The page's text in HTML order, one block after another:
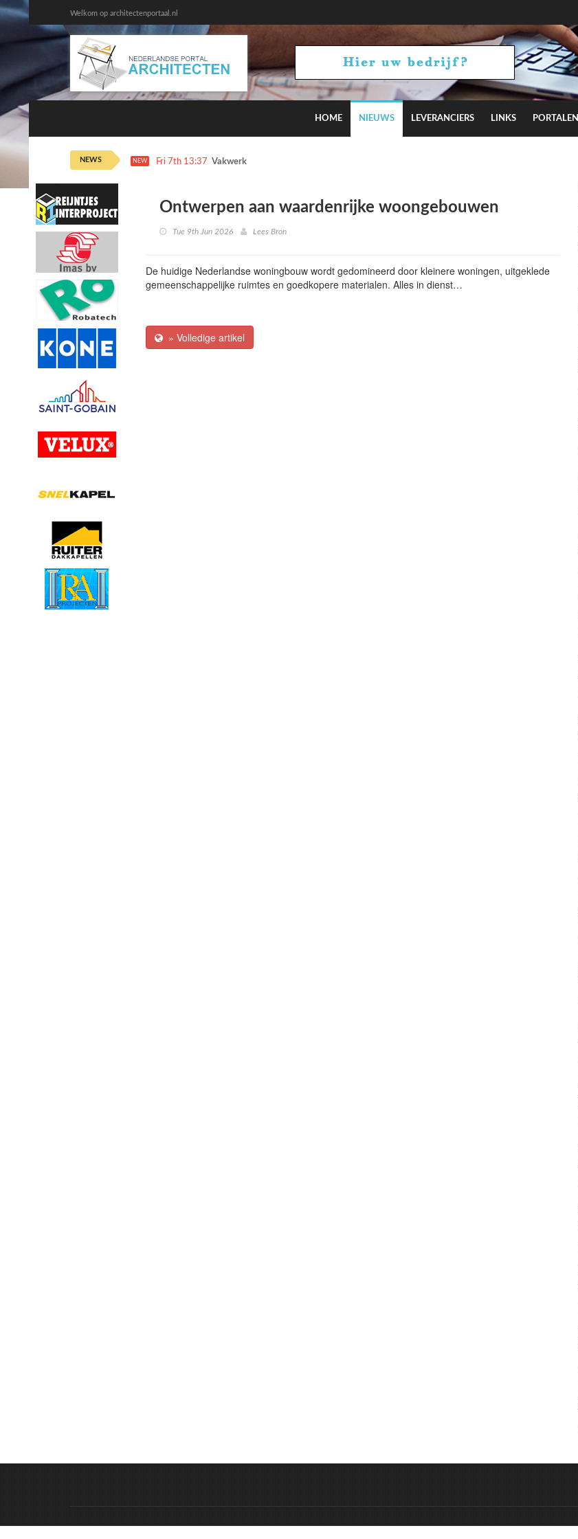
Welkom op architectenportaal.nl
HOME NIEUWS LEVERANCIERS LINKS PORTALEN
NEWS NEW Fri 7th 13:37 Vakwerk Architecten draagt met Camden Town bij aan Hyde Park
Ontwerpen aan waardenrijke woongebouwen
Tue 9th Jun 2026 Lees Bron
De huidige Nederlandse woningbouw wordt gedomineerd door kleinere woningen, uitgeklede
gemeenschappelijke ruimtes en goedkopere materialen. Alles in dienst…
» Volledige artikel